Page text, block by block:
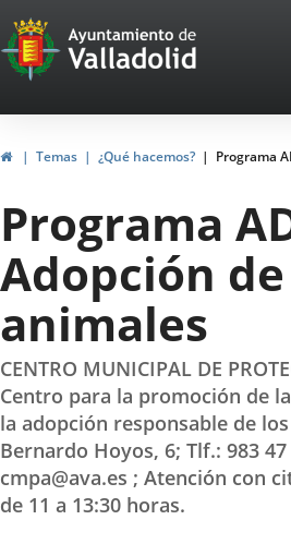
Portal
Web
del
Ayuntamiento
de
Valladolid
HomeTemas ¿Qué hacemos? Programa
Programa
Adopción de
animales
CENTRO MUNICIPAL DE
Centro para la promoción de
la adopción responsable de
Bernardo Hoyos, 6; Tlf.: 983
cmpa@ava.es ; Atención con
de 11 a 13:30 horas.